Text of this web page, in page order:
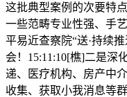
这批典型案例的次要特
一些范畴专业性强、手
平易近查察院“送·持续
会！15:11:10[樵]二是深
递、医疗机构、房产中
收集、获取小我消息等